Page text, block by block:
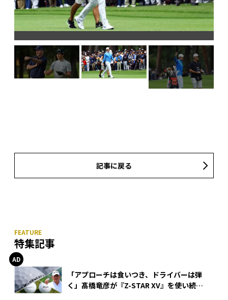
記事に戻る
特集記事
「アプローチは食いつき、ドライバーは弾
く」髙橋竜彦が『Z-STAR XV』を使い続け